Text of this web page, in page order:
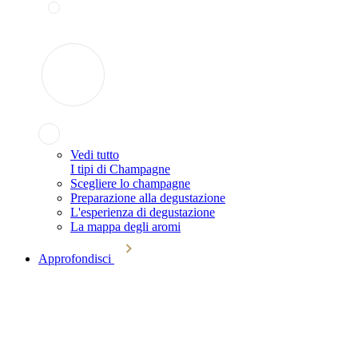
Vedi tutto
I tipi di Champagne
Scegliere lo champagne
Preparazione alla degustazione
L'esperienza di degustazione
La mappa degli aromi
Approfondisci